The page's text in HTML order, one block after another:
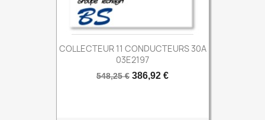
COLLECTEUR 11 CONDUCTEURS 30A
03E2197
Prix
548,25 € Prix
386,92 €